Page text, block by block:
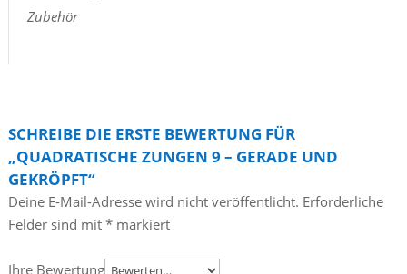
Zubehör
SCHREIBE DIE ERSTE BEWERTUNG FÜR
„QUADRATISCHE ZUNGEN 9 – GERADE UND
GEKRÖPFT“
Deine E-Mail-Adresse wird nicht veröffentlicht. Erforderliche
Felder sind mit *markiert
Ihre Bewertung